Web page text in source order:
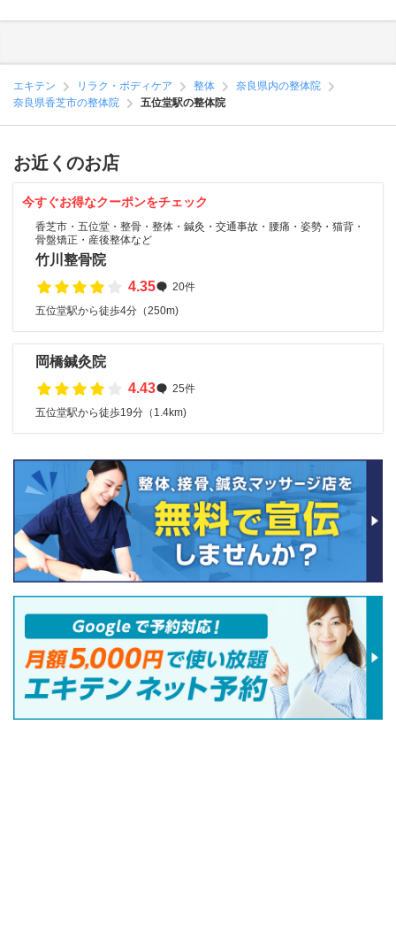
エキテン リラク・ボディケア 整体
奈良県内の整体院
奈良県香芝市の整体院
五位堂駅の整体院
お近くのお店
今すぐお得なクーポンをチェック
香芝市・五位堂・整骨・整体・鍼灸・交通事故・腰痛・姿勢・猫背・
骨盤矯正・産後整体など
竹川整骨院
4.35
20件
五位堂駅から徒歩4分（250m)
岡橋鍼灸院
4.43
25件
五位堂駅から徒歩19分（1.4km)